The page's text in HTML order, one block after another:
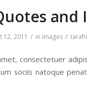
and
12, 2011 / in Images /
consectetuer
sociis natoque